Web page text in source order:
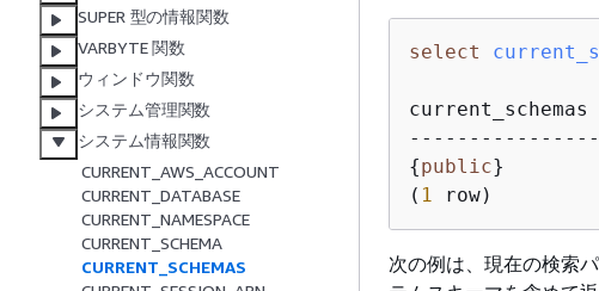
SUPER 型の情報関数
VARBYTE 関数
ウィンドウ関数
システム管理関数
システム情報関数
CURRENT_AWS_ACCOUNT
CURRENT_DATABASE
CURRENT_NAMESPACE
CURRENT_SCHEMA
CURRENT_SCHEMAS
select
current_schemas
{public}
( 1 row)
次の例は、現在の検索